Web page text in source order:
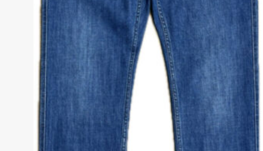
Deze
optie
kan
gekozen
worden
productpagina